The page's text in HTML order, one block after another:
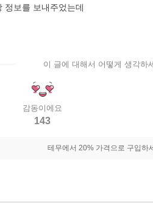
정보를 보내주었는데
이 글에 대해서 어떻게 생각하
감동이에요
143
테무에서 20% 가격으로 구입하